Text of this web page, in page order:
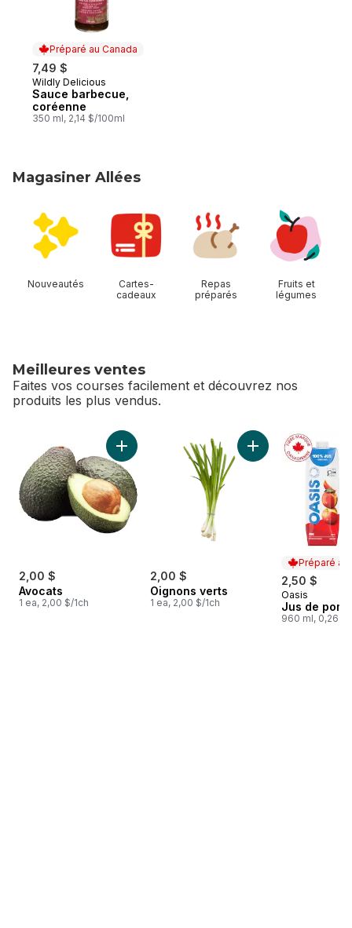
Préparé au Canada
7,49 $
Préparé au Canada
Wildly Delicious
Sauce barbecue,
coréenne
350 ml, 2,14 $/100ml
Magasiner Allées
Nouveautés
Cartes-
cadeaux
Repas
préparés
Fruits et
légumes
Meilleures ventes
Faites vos courses facilement et découvrez nos
produits les plus vendus.
sauter Meilleures ventes
2,00 $
Avocats
1 ea, 2,00 $/1ch
Ajouter Avocats au panier
2,00 $
Oignons verts
1 ea, 2,00 $/1ch
Ajouter Oignons
Préparé au
2,50 $
Préparé au
Oasis
Jus de
960 ml, 0,26